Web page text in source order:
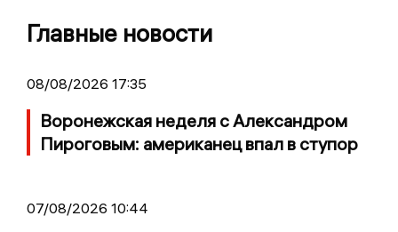
Главные новости
08/08/2026 17:35
Воронежская неделя с Александром
Пироговым: американец впал в ступор
07/08/2026 10:44